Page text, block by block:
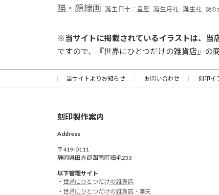
猫・顔線画 誕生日十二星座 誕生月花 誕生花 謎の
※ 当サイトに掲載されているイラストは、
ですので、『世界にひとつだけの雑貨店』の
当サイトよりお知らせ お問い合わせ 刻印イ
刻印製作案内
Address
〒419-0111
静岡県田方郡函南町畑毛233
以下管理サイト
・ 世界にひとつだけの雑貨店
・ 世界にひとつだけの雑貨店・楽天